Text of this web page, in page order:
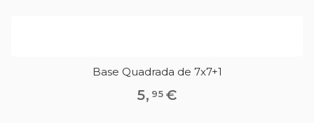
Base Quadrada de 7x7+1
5, 95 €